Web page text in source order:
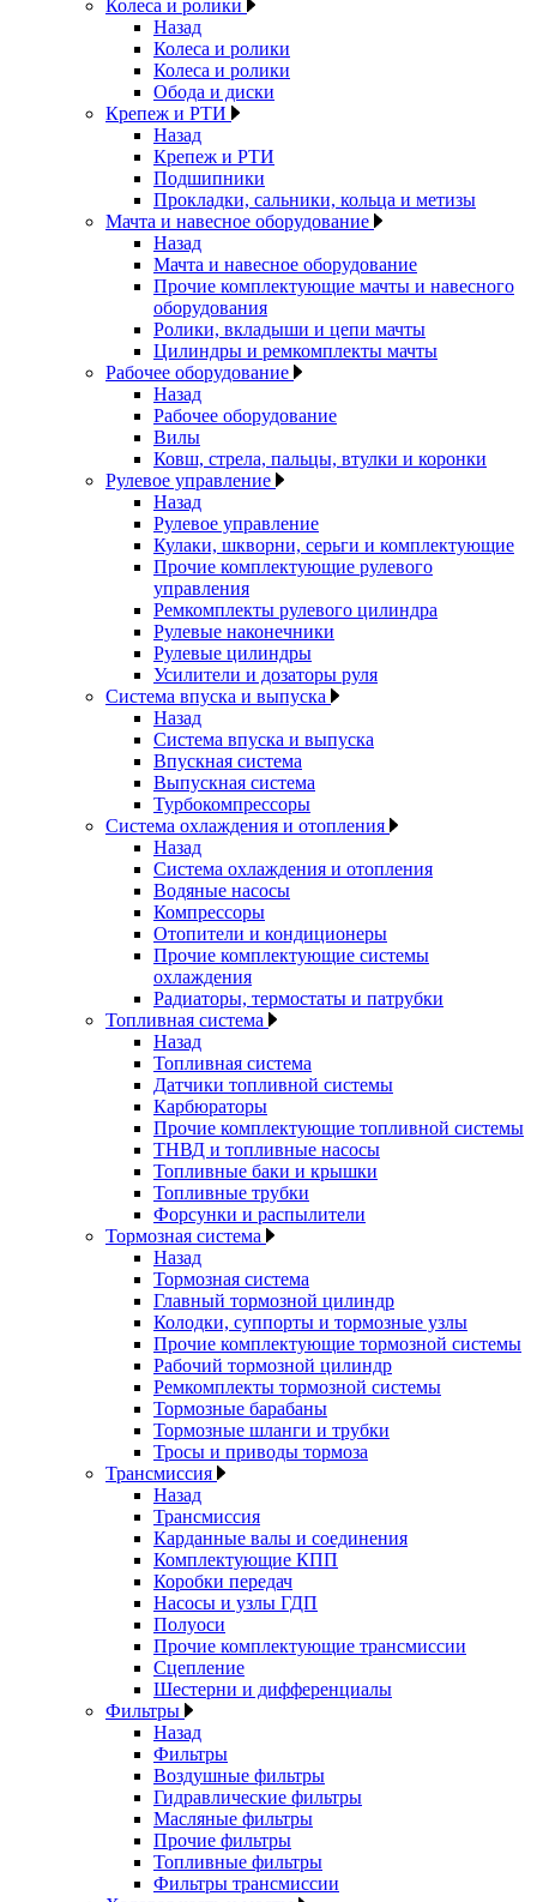
Колеса и ролики
Назад
Колеса и ролики
Колеса и ролики
Обода и диски
Крепеж и РТИ
Назад
Крепеж и РТИ
Подшипники
Прокладки, сальники, кольца и метизы
Мачта и навесное оборудование
Назад
Мачта и навесное оборудование
Прочие комплектующие мачты и навесного
оборудования
Ролики, вкладыши и цепи мачты
Цилиндры и ремкомплекты мачты
Рабочее оборудование
Назад
Рабочее оборудование
Вилы
Ковш, стрела, пальцы, втулки и коронки
Рулевое управление
Назад
Рулевое управление
Кулаки, шкворни, серьги и комплектующие
Прочие комплектующие рулевого
управления
Ремкомплекты рулевого цилиндра
Рулевые наконечники
Рулевые цилиндры
Усилители и дозаторы руля
Система впуска и выпуска
Назад
Система впуска и выпуска
Впускная система
Выпускная система
Турбокомпрессоры
Система охлаждения и отопления
Назад
Система охлаждения и отопления
Водяные насосы
Компрессоры
Отопители и кондиционеры
Прочие комплектующие системы
охлаждения
Радиаторы, термостаты и патрубки
Топливная система
Назад
Топливная система
Датчики топливной системы
Карбюраторы
Прочие комплектующие топливной системы
ТНВД и топливные насосы
Топливные баки и крышки
Топливные трубки
Форсунки и распылители
Тормозная система
Назад
Тормозная система
Главный тормозной цилиндр
Колодки, суппорты и тормозные узлы
Прочие комплектующие тормозной системы
Рабочий тормозной цилиндр
Ремкомплекты тормозной системы
Тормозные барабаны
Тормозные шланги и трубки
Тросы и приводы тормоза
Трансмиссия
Назад
Трансмиссия
Карданные валы и соединения
Комплектующие КПП
Коробки передач
Насосы и узлы ГДП
Полуоси
Прочие комплектующие трансмиссии
Сцепление
Шестерни и дифференциалы
Фильтры
Назад
Фильтры
Воздушные фильтры
Гидравлические фильтры
Масляные фильтры
Прочие фильтры
Топливные фильтры
Фильтры трансмиссии